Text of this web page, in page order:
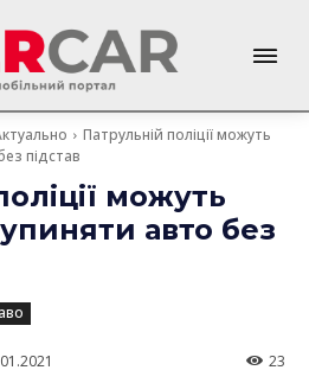
Патрульній поліції можуть
підстав
можуть
авто без
23